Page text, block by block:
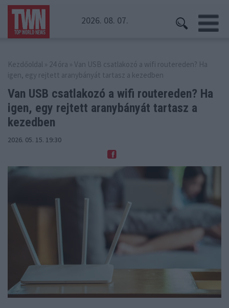
2026. 08. 07.
Kezdőoldal » 24 óra » Van USB csatlakozó a wifi routereden? Ha
igen, egy rejtett aranybányát tartasz a kezedben
Van USB csatlakozó a wifi routereden? Ha
igen, egy rejtett aranybányát tartasz a
kezedben
2026. 05. 15. 19:30